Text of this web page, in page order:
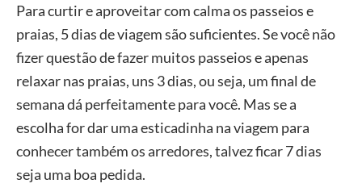
Para curtir e aproveitar com calma os passeios e
praias, 5 dias de viagem são suficientes. Se você não
fizer questão de fazer muitos passeios e apenas
relaxar nas praias, uns 3 dias, ou seja, um final de
semana dá perfeitamente para você. Mas se a
escolha for dar uma esticadinha na viagem para
conhecer também os arredores, talvez ficar 7 dias
seja uma boa pedida.